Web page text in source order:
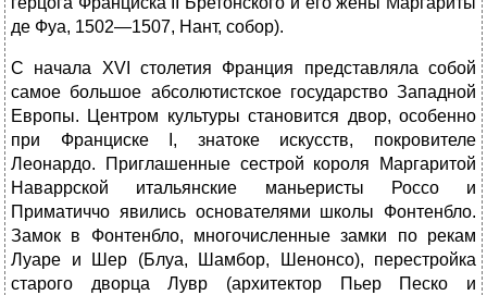
де Фуа, 1502—1507, Нант, собор).
С начала XVI столетия Франция представляла собой
самое большое абсолютистское государство Западной
Европы. Центром культуры становится двор, особенно
при Франциске I, знатоке искусств, покровителе
Леонардо. Приглашенные сестрой короля Маргаритой
Наваррской итальянские маньеристы Россо и
Приматиччо явились основателями школы Фонтенбло.
Замок в Фонтенбло, многочисленные замки по рекам
Луаре и Шер (Блуа, Шамбор, Шенонсо), перестройка
старого дворца Лувр (архитектор Пьер Песко и